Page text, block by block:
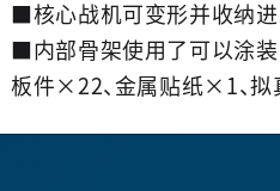
■核心战机可变形并收纳进
■内部骨架使用了可以涂装
板件×22、金属贴纸×1、